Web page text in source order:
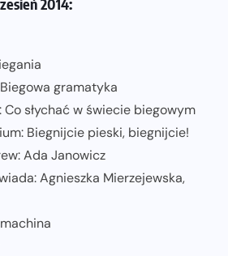
2014:
gramatyka
Co słychać w świecie biegowym
Biegnijcie pieski, biegnijcie!
Ada Janowicz
Agnieszka Mierzejewska,